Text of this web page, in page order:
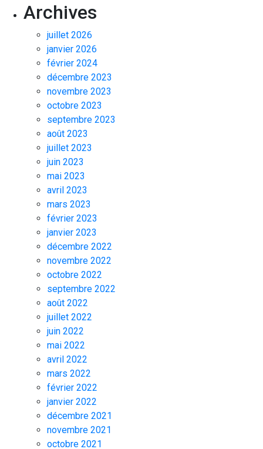
Archives
juillet 2026
janvier 2026
février 2024
décembre 2023
novembre 2023
octobre 2023
septembre 2023
août 2023
juillet 2023
juin 2023
mai 2023
avril 2023
mars 2023
février 2023
janvier 2023
décembre 2022
novembre 2022
octobre 2022
septembre 2022
août 2022
juillet 2022
juin 2022
mai 2022
avril 2022
mars 2022
février 2022
janvier 2022
décembre 2021
novembre 2021
octobre 2021